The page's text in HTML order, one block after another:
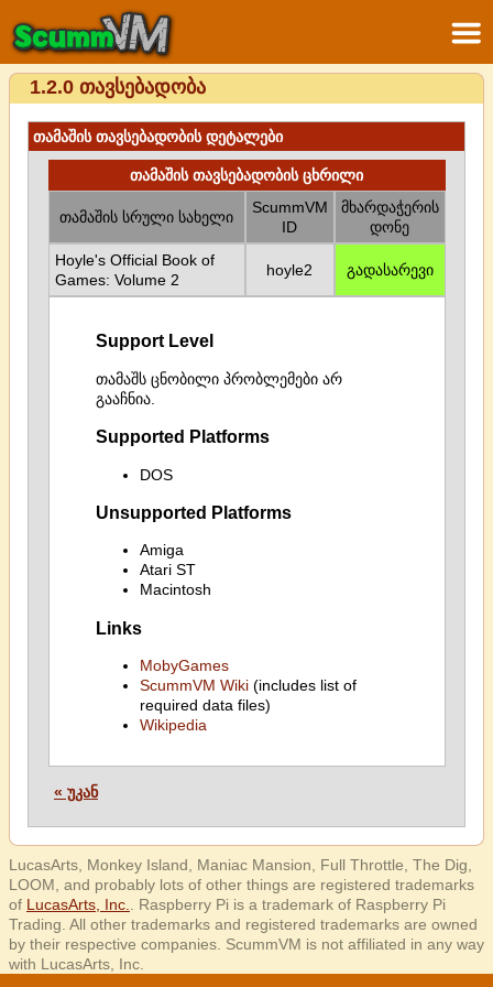
1.2.0 თავსებადობა
თამაშის თავსებადობის დეტალები
თამაშის თავსებადობის ცხრილი
თამაშის სრული სახელი
ScummVM
ID
მხარდაჭერის
დონე
Hoyle's Official Book of
Games: Volume 2
hoyle2 გადასარევი
Support Level
თამაშს ცნობილი პრობლემები არ
გააჩნია.
Supported Platforms
DOS
Unsupported Platforms
Amiga
Atari ST
Macintosh
Links
MobyGames
ScummVM Wiki(includes list of
required data files)
Wikipedia
« უკან
LucasArts, Monkey Island, Maniac Mansion, Full Throttle, The Dig,
LOOM, and probably lots of other things are registered trademarks
of LucasArts, Inc.
. Raspberry Pi is a trademark of Raspberry Pi
Trading. All other trademarks and registered trademarks are owned
by their respective companies. ScummVM is not affiliated in any way
with LucasArts, Inc.